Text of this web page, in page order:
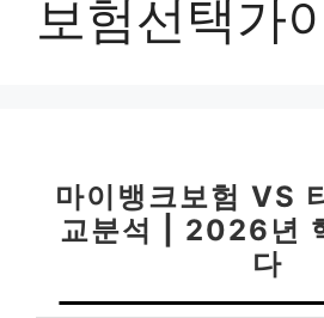
보험선택가
마이뱅크보험 VS
교분석 | 2026년
다